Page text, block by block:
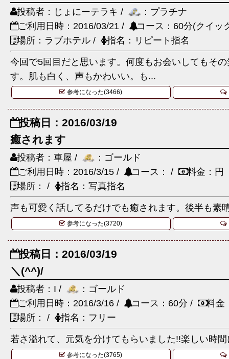
投稿者：じょにーテラキ /
：プラチナ
ご利用日時：2016/03/21 /
コース：60分(クイ
場所：ラブホテル /
指名：リピート指名
今回で5回目だと思います。何度もお会いしてもそ
す。肌も白く、声もかわいい。も...
参考になった(3466)
投稿日：2016/03/19
癒されます
投稿者：車屋 /
：ゴールド
ご利用日時：2016/3/15 /
コース： /
料金：円
場所： /
指名：写真指名
声も可愛く話してるだけでも癒されます。後半も素
参考になった(3720)
投稿日：2016/03/19
＼(^^)/
投稿者：I /
：ゴールド
ご利用日時：2016/3/16 /
コース：60分 /
料金
場所： /
指名：フリー
若さ溢れて、元気を分けてもらいました!!楽しい時
参考になった(3765)